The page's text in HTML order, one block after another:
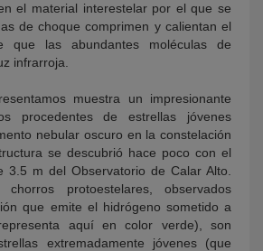
el material interestelar por el que se
de choque comprimen y calientan el
que las abundantes moléculas de
infrarroja.
muestra un impresionante
procedentes de estrellas jóvenes
nebular oscuro en la constelación
se descubrió hace poco con el
3.5 m del Observatorio de Calar Alto.
protoestelares, observados
que emite el hidrógeno sometido a
aquí en color verde), son
extremadamente jóvenes (que